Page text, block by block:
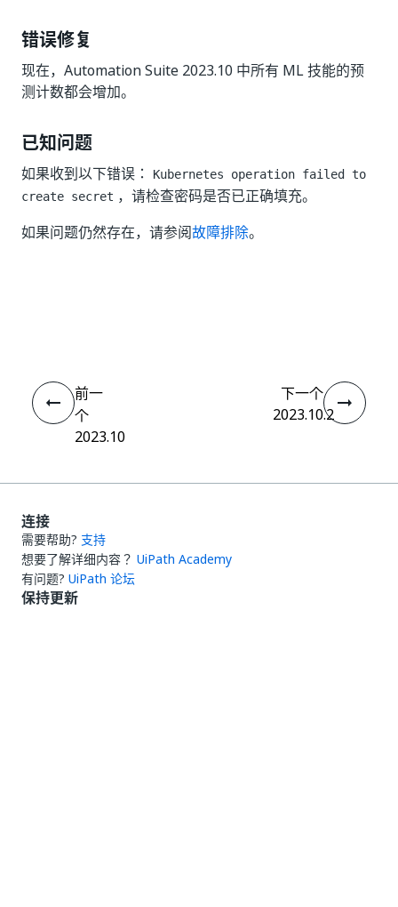
错误修复
现在，Automation Suite 2023.10 中所有 ML 技能的预
测计数都会增加。
已知问题
如果收到以下错误：
Kubernetes operation failed to
create secret ，请检查密码是否已正确填充。
如果问题仍然存在，请参阅故障排除。
前一
个
2023.10
下一个
2023.10.2
连接
需要帮助? 支持
想要了解详细内容？ UiPath Academy
有问题? UiPath 论坛
保持更新